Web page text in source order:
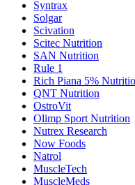
Syntrax
Solgar
Scivation
Scitec Nutrition
SAN Nutrition
Rule 1
Rich Piana 5%
QNT Nutrition
OstroVit
Olimp Sport Nutrition
Nutrex Research
Now Foods
Natrol
MuscleTech
MuscleMeds